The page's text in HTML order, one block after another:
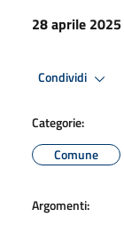
28 aprile 2025
Condividi
Categorie:
Comune
Argomenti: